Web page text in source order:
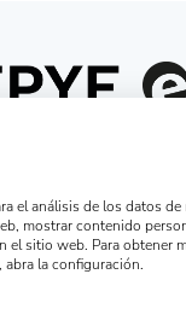
Acceso
el análisis de los datos
mostrar contenido
el sitio web. Para obtener
la configuración.